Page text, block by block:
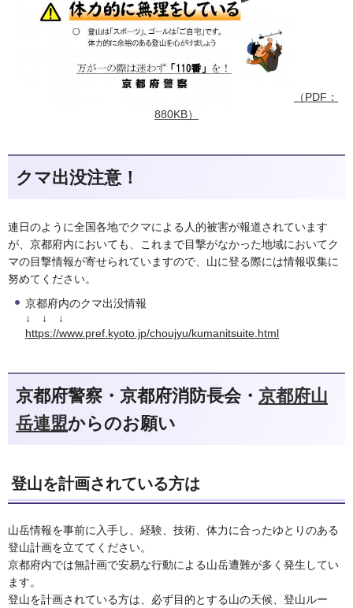
（PDF：
880KB）
クマ出没注意！
連日のように全国各地でクマによる人的被害が報道されています
が、京都府内においても、これまで目撃がなかった地域においてク
マの目撃情報が寄せられていますので、山に登る際には情報収集に
努めてください。
京都府内のクマ出没情報
↓ ↓ ↓
https://www.pref.kyoto.jp/choujyu/kumanitsuite.html
京都府警察・京都府消防長会・ 京都府山
岳連盟からのお願い
登山を計画されている方は
山岳情報を事前に入手し、経験、技術、体力に合ったゆとりのある
登山計画を立ててください。
京都府内では無計画で安易な行動による山岳遭難が多く発生してい
ます。
登山を計画されている方は、必ず目的とする山の天候、登山ルー